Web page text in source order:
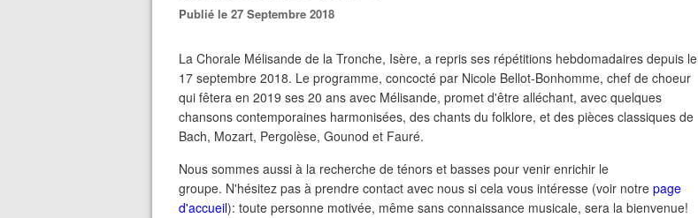
Publié le 27 Septembre 2018
La Chorale Mélisande de la Tronche, Isère, a repris ses répétitions hebdomadaires depuis le
17 septembre 2018. Le programme, concocté par Nicole Bellot-Bonhomme, chef de choeur
qui fêtera en 2019 ses 20 ans avec Mélisande, promet d'être alléchant, avec quelques
chansons contemporaines harmonisées, des chants du folklore, et des pièces classiques de
Bach, Mozart, Pergolèse, Gounod et Fauré.
Nous sommes aussi à la recherche de ténors et basses pour venir enrichir le
groupe. N'hésitez pas à prendre contact avec nous si cela vous intéresse (voir notre page
d'accueil): toute personne motivée, même sans connaissance musicale, sera la bienvenue!